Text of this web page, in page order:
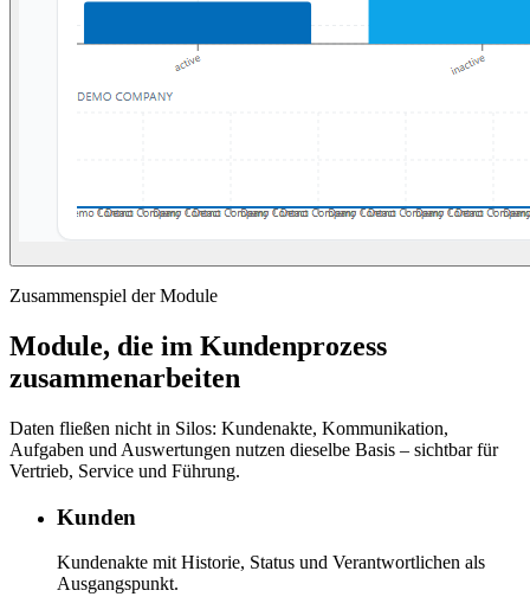
Zusammenspiel der Module
Module, die im Kundenprozess
zusammenarbeiten
Daten fließen nicht in Silos: Kundenakte, Kommunikation,
Aufgaben und Auswertungen nutzen dieselbe Basis – sichtbar für
Vertrieb, Service und Führung.
Kunden
Kundenakte mit Historie, Status und Verantwortlichen als
Ausgangspunkt.